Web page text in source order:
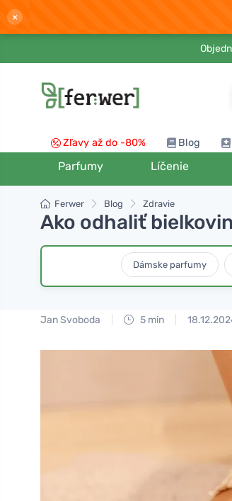
×
Zľavy až do -80% Blog
Parfumy Líčenie
Ferwer Blog Zdravie
Ako odhaliť
Dámske parfumy
Jan Svoboda 5 min